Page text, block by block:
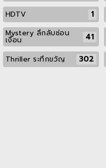
HDTV 1
Mystery ลึกลับซ่อน
เงื่อน 41
Thriller ระทึกขวัญ 302